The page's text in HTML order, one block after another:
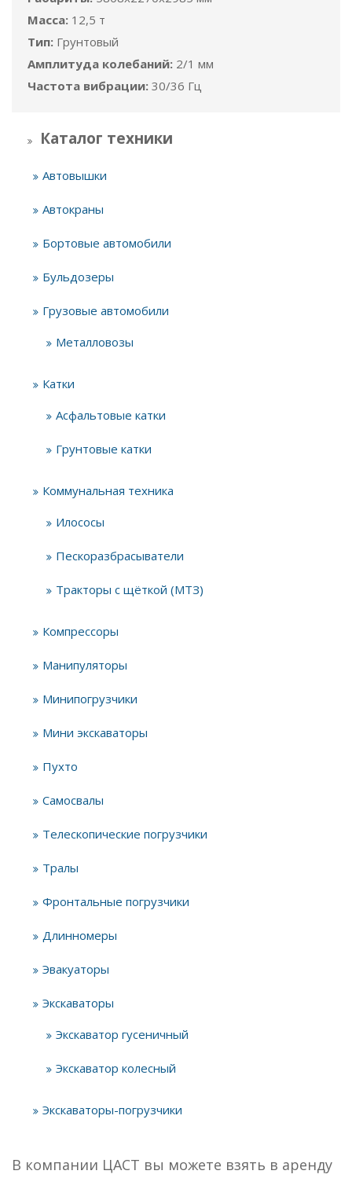
Масса: 12,5 т
Тип: Грунтовый
Амплитуда колебаний: 2/1 мм
Частота вибрации: 30/36 Гц
Каталог техники
Автовышки
Автокраны
Бортовые автомобили
Бульдозеры
Грузовые автомобили
Металловозы
Катки
Асфальтовые катки
Грунтовые катки
Коммунальная техника
Илососы
Пескоразбрасыватели
Тракторы с щёткой (МТЗ)
Компрессоры
Манипуляторы
Минипогрузчики
Мини экскаваторы
Пухто
Самосвалы
Телескопические погрузчики
Тралы
Фронтальные погрузчики
Длинномеры
Эвакуаторы
Экскаваторы
Экскаватор гусеничный
Экскаватор колесный
Экскаваторы-погрузчики
В компании ЦАСТ вы можете взять в аренду